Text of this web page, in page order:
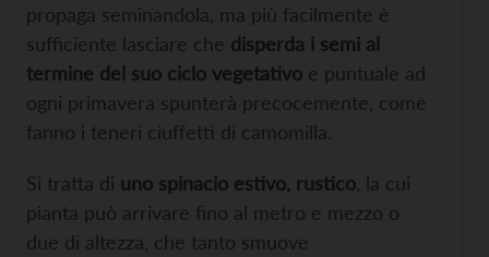
propaga seminandola, ma più facilmente è
sufficiente lasciare che disperda i semi al
termine del suo ciclo vegetativo e puntuale ad
ogni primavera spunterà precocemente, come
fanno i teneri ciuffetti di camomilla.
Si tratta di uno spinacio estivo, rustico , la cui
pianta può arrivare fino al metro e mezzo o
due di altezza, che tanto smuove